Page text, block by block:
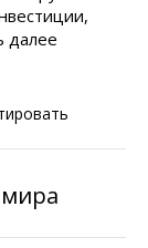
далее